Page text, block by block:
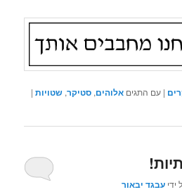
|עם התגים אלוהים,סטיקר,שטויות |
ידיעבגד יבאור